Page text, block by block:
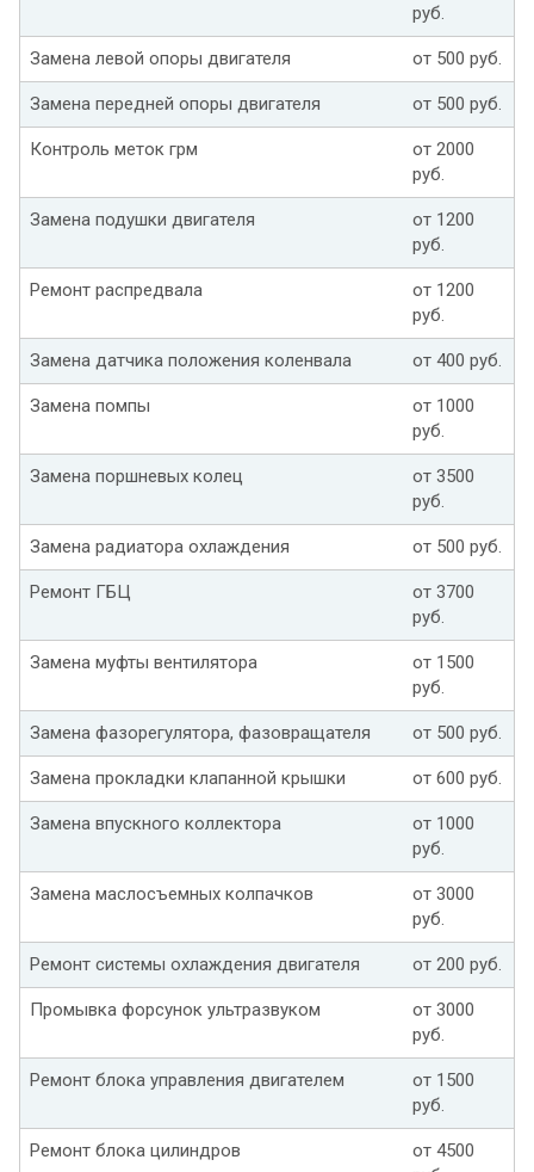
руб.
Замена левой опоры двигателя от 500 руб.
Замена передней опоры двигателя от 500 руб.
Контроль меток грм
от 2000
руб.
Замена подушки двигателя
от 1200
руб.
Ремонт распредвала
от 1200
руб.
Замена датчика положения коленвала от 400 руб.
Замена помпы
от 1000
руб.
Замена поршневых колец
от 3500
руб.
Замена радиатора охлаждения от 500 руб.
Ремонт ГБЦ
от 3700
руб.
Замена муфты вентилятора
от 1500
руб.
Замена фазорегулятора, фазовращателя от 500 руб.
Замена прокладки клапанной крышки от 600 руб.
Замена впускного коллектора
от 1000
руб.
Замена маслосъемных колпачков
от 3000
руб.
Ремонт системы охлаждения двигателя от 200 руб.
Промывка форсунок ультразвуком
от 3000
руб.
Ремонт блока управления двигателем
от 1500
руб.
Ремонт блока цилиндров
от 4500